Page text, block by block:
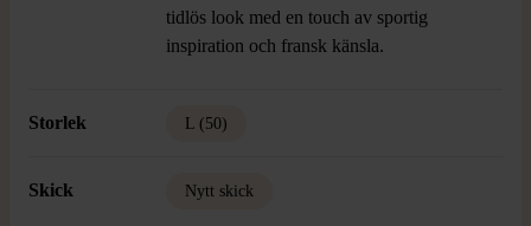
tidlös look med en touch av sportig
inspiration och fransk känsla.
Storlek L (50)
Skick Nytt skick